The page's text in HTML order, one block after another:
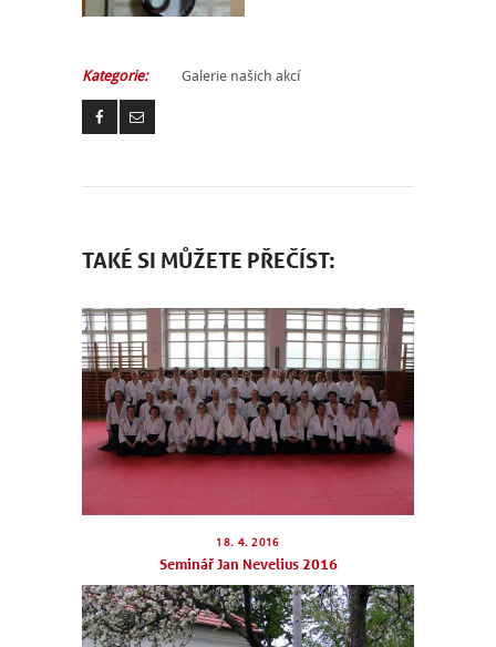
Kategorie: Galerie našich akcí
TAKÉ SI MŮŽETE PŘEČÍST:
18. 4. 2016
Seminář Jan Nevelius 2016